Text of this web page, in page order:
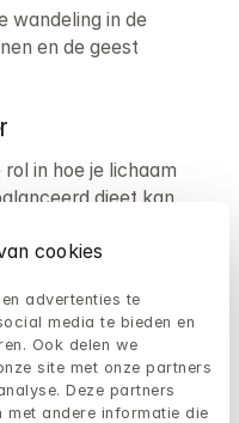
cookies
advertenties te
media te bieden en
Ook delen we
site met onze partners
Deze partners
met andere informatie die
wandeling in de
en de geest
in hoe je lichaam
dieet kan
enkele
Deze kunnen het
energieniveau
zoveel mogelijk.